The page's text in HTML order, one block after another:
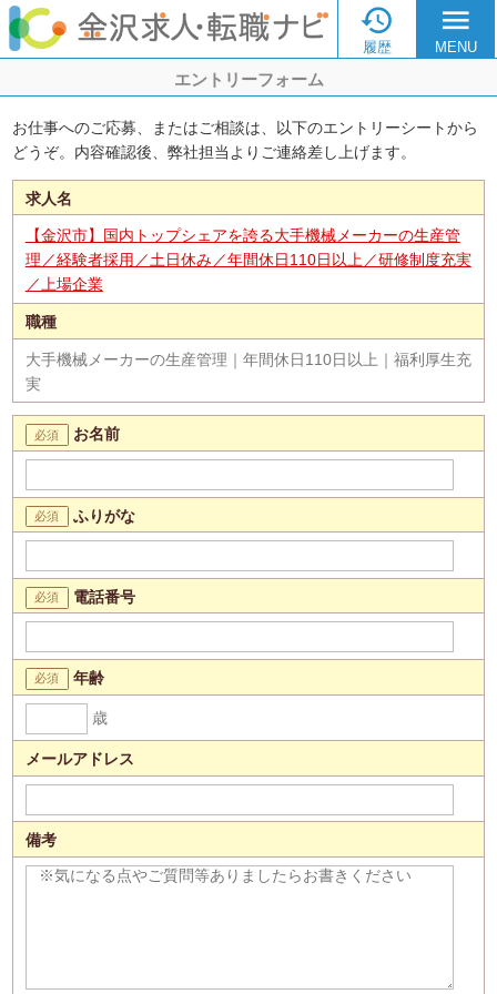

履歴
menu
MENU
エントリーフォーム
お仕事へのご応募、またはご相談は、以下のエントリーシートから
どうぞ。内容確認後、弊社担当よりご連絡差し上げます。
求人名
【金沢市】国内トップシェアを誇る大手機械メーカーの生産管
理／経験者採用／土日休み／年間休日110日以上／研修制度充実
／上場企業
職種
大手機械メーカーの生産管理｜年間休日110日以上｜福利厚生充
実
お名前
ふりがな
電話番号
年齢
歳
メールアドレス
備考